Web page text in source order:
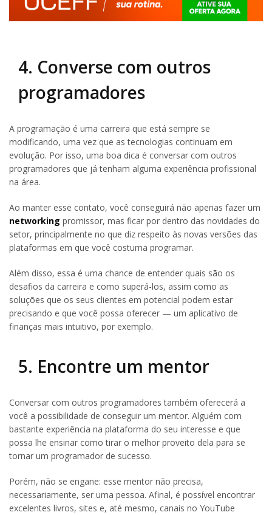
4. Converse com outros
programadores
A programação é uma carreira que está sempre se
modificando, uma vez que as tecnologias continuam em
evolução. Por isso, uma boa dica é conversar com outros
programadores que já tenham alguma experiência profissional
na área.
Ao manter esse contato, você conseguirá não apenas fazer um
networking promissor, mas ficar por dentro das novidades do
setor, principalmente no que diz respeito às novas versões das
plataformas em que você costuma programar.
Além disso, essa é uma chance de entender quais são os
desafios da carreira e como superá-los, assim como as
soluções que os seus clientes em potencial podem estar
precisando e que você possa oferecer — um aplicativo de
finanças mais intuitivo, por exemplo.
5. Encontre um mentor
Conversar com outros programadores também oferecerá a
você a possibilidade de conseguir um mentor. Alguém com
bastante experiência na plataforma do seu interesse e que
possa lhe ensinar como tirar o melhor proveito dela para se
tornar um programador de sucesso.
Porém, não se engane: esse mentor não precisa,
necessariamente, ser uma pessoa. Afinal, é possível encontrar
excelentes livros, sites e, até mesmo, canais no YouTube